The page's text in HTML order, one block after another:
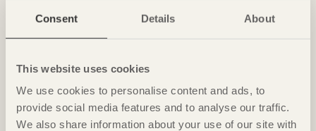
Consent Details About
This website uses cookies
We use cookies to personalise content and ads, to
provide social media features and to analyse our traffic.
We also share information about your use of our site with
KRÖNIKAN